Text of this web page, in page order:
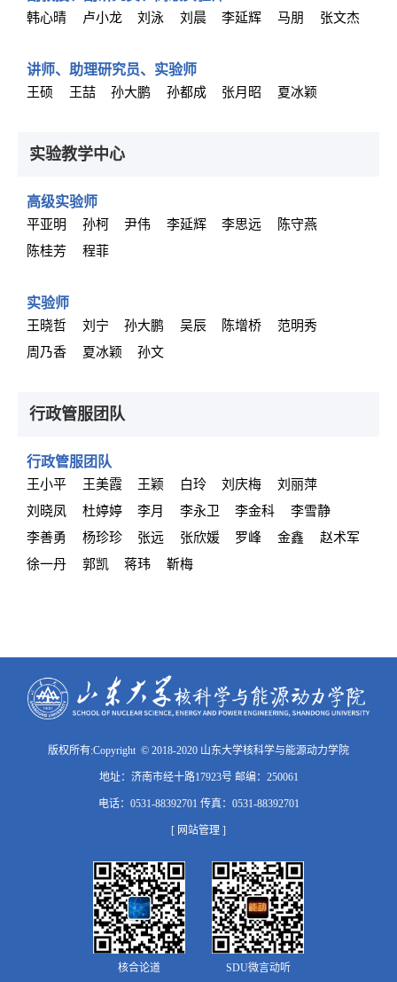
韩心晴 卢小龙 刘泳 刘晨 李延辉 马朋 张文杰
讲师、助理研究员、实验师
王硕 王喆 孙大鹏 孙都成 张月昭 夏冰颖
实验教学中心
高级实验师
平亚明 孙柯 尹伟 李延辉 李思远
陈守燕
陈桂芳
程菲
实验师
王晓哲 刘宁 孙大鹏 吴辰 陈增桥
范明秀
周乃香
夏冰颖 孙文
行政管服团队
行政管服团队
王小平 王美霞 王颖 白玲 刘庆梅
刘丽萍
刘晓凤
杜婷婷 李月 李永卫 李金科
李雪静
李善勇
杨珍珍 张远 张欣媛 罗峰 金鑫
赵术军
徐一丹
郭凯 蒋玮 靳梅
版权所有:Copyright © 2018-2020 山东大学核科学与能源动力学院
地址：济南市经十路17923号 邮编：250061
电话：0531-88392701 传真：0531-88392701
[ 网站管理 ]
核合论道 SDU微言动听